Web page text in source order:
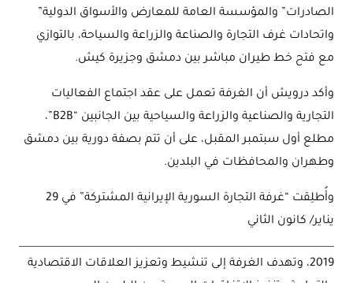
الصادرات” والمؤسسة العامة للمعارض والأسواق الدولية”
واتحادات غرف التجارة والصناعة والزراعة والسياحة، بالتوازي
مع فتح خط طيران مباشر بين دمشق وجزيرة كيش.
وأكد درويش أن الغرفة تعمل على عقد اجتماع الفعاليات
التجارية والصناعية والزراعة والسياحية بين الجانبين “B2B”،
مطلع أول سبتمبر المقبل، على أن تتم بصفة دورية بين دمشق
وطهران والمحافظات في البلدين.
وأُطلِقت “غرفة التجارة السورية الإيرانية المشتركة” في 29
يناير/ كانون الثاني
2019، وتهدف الغرفة إلى تنشيط وتعزيز العلاقات الاقتصادية